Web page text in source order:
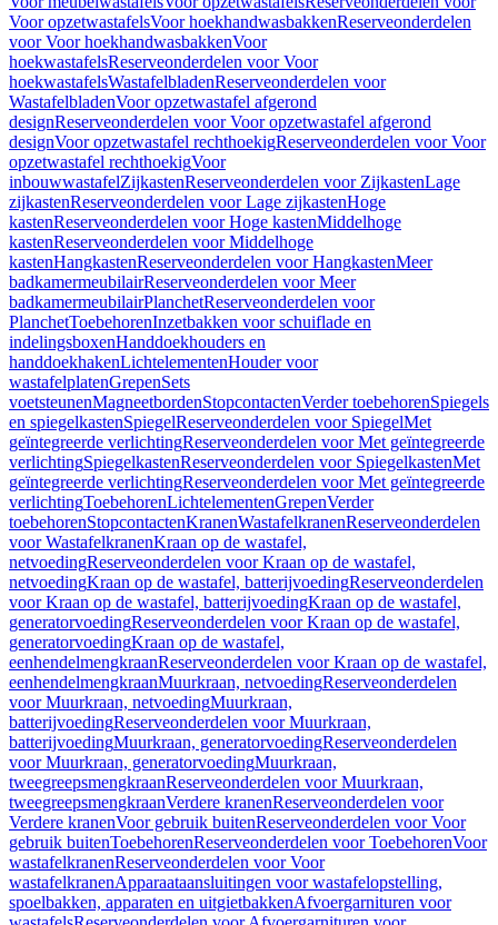
Voor opzetwastafelsVoor hoekhandwasbakkenReserveonderdelen
voor Voor hoekhandwasbakkenVoor
hoekwastafelsReserveonderdelen voor Voor
hoekwastafelsWastafelbladenReserveonderdelen voor
WastafelbladenVoor opzetwastafel afgerond
designReserveonderdelen voor Voor opzetwastafel afgerond
designVoor opzetwastafel rechthoekigReserveonderdelen voor Voor
opzetwastafel rechthoekigVoor
inbouwwastafelZijkastenReserveonderdelen voor ZijkastenLage
zijkastenReserveonderdelen voor Lage zijkastenHoge
kastenReserveonderdelen voor Hoge kastenMiddelhoge
kastenReserveonderdelen voor Middelhoge
kastenHangkastenReserveonderdelen voor HangkastenMeer
badkamermeubilairReserveonderdelen voor Meer
badkamermeubilairPlanchetReserveonderdelen voor
PlanchetToebehorenInzetbakken voor schuiflade en
indelingsboxenHanddoekhouders en
handdoekhakenLichtelementenHouder voor
wastafelplatenGrepenSets
voetsteunenMagneetbordenStopcontactenVerder toebehorenSpiegels
en spiegelkastenSpiegelReserveonderdelen voor SpiegelMet
geïntegreerde verlichtingReserveonderdelen voor Met geïntegreerde
verlichtingSpiegelkastenReserveonderdelen voor SpiegelkastenMet
geïntegreerde verlichtingReserveonderdelen voor Met geïntegreerde
verlichtingToebehorenLichtelementenGrepenVerder
toebehorenStopcontactenKranenWastafelkranenReserveonderdelen
voor WastafelkranenKraan op de wastafel,
netvoedingReserveonderdelen voor Kraan op de wastafel,
netvoedingKraan op de wastafel, batterijvoedingReserveonderdelen
voor Kraan op de wastafel, batterijvoedingKraan op de wastafel,
generatorvoedingReserveonderdelen voor Kraan op de wastafel,
generatorvoedingKraan op de wastafel,
eenhendelmengkraanReserveonderdelen voor Kraan op de wastafel,
eenhendelmengkraanMuurkraan, netvoedingReserveonderdelen
voor Muurkraan, netvoedingMuurkraan,
batterijvoedingReserveonderdelen voor Muurkraan,
batterijvoedingMuurkraan, generatorvoedingReserveonderdelen
voor Muurkraan, generatorvoedingMuurkraan,
tweegreepsmengkraanReserveonderdelen voor Muurkraan,
tweegreepsmengkraanVerdere kranenReserveonderdelen voor
Verdere kranenVoor gebruik buitenReserveonderdelen voor Voor
gebruik buitenToebehorenReserveonderdelen voor ToebehorenVoor
wastafelkranenReserveonderdelen voor Voor
wastafelkranenApparaataansluitingen voor wastafelopstelling,
spoelbakken, apparaten en uitgietbakkenAfvoergarnituren voor